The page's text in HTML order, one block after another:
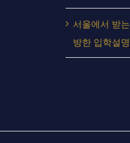
서울에서 받
방한 입학설